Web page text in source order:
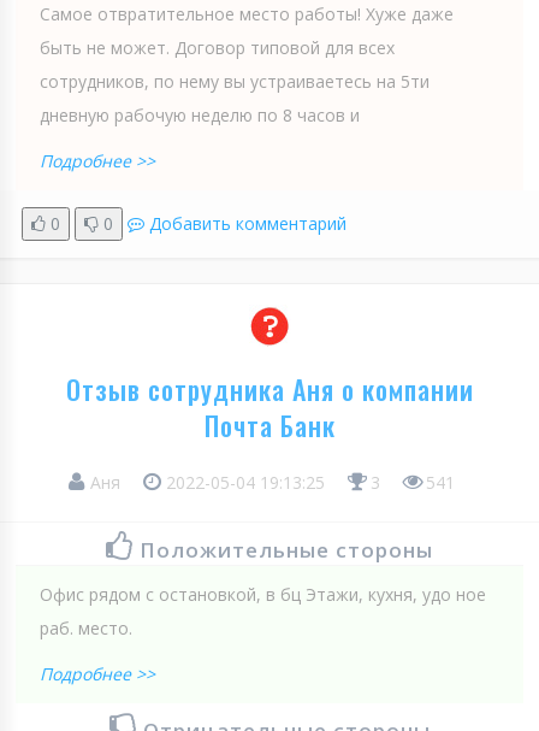
Самое отвратительное место работы! Хуже даже
быть не может. Договор типовой для всех
сотрудников, по нему вы устраиваетесь на 5ти
дневную рабочую неделю по 8 часов и
Подробнее >>
0 0 Добавить комментарий
Отзыв сотрудника Аня о компании
Почта Банк
Аня 2022-05-04 19:13:25 3 541
Положительные стороны
Офис рядом с остановкой, в бц Этажи, кухня, удо ное
раб. место.
Подробнее >>